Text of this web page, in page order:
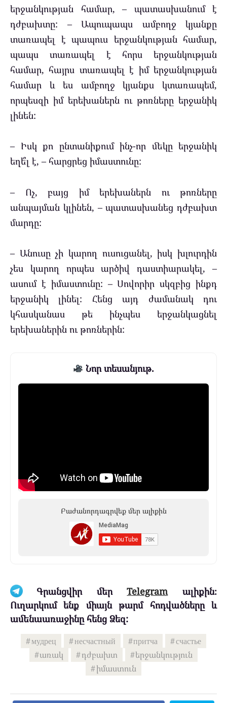
երջանկության համար, – պատասխանում է
դժբախտը: – Ապուպապս ամբողջ կյանքը
տառապել է պապուս երջանկության համար,
պապս տառապել է հորս երջանկության
համար, հայրս տառապել է իմ երջանկության
համար և ես ամբողջ կյանքս կտառապեմ,
որպեսզի իմ երեխաներն ու թոռները երջանիկ
լինեն:
– Իսկ քո ընտանիքում ինչ-որ մեկը երջանիկ
եղե՞լ է, – հարցրեց իմաստունը:
– Ոչ, բայց իմ երեխաներն ու թոռները
անպայման կլինեն, – պատասխանեց դժբախտ
մարդը:
– Անուսը չի կարող ուսուցանել, իսկ խլուրդին
չես կարող որպես արծիվ դաստիարակել, –
ասում է իմաստունը: – Սովորիր սկզբից ինքդ
երջանիկ լինել: Հենց այդ ժամանակ դու
կհասկանաս թե ինչպես երջանկացնել
երեխաներին ու թոռներին:
Նոր տեսանյութ.
Բաժանորդագրվեք մեր ալիքին
Գրանցվիր մերTelegramալիքին։
Ուղարկում ենք միայն թարմ հոդվածները և
ամենաառաջինը հենց Ձեզ:
мудрец несчастный притча
счастье
առակ
դժբախտ
երջանկություն
իմաստուն